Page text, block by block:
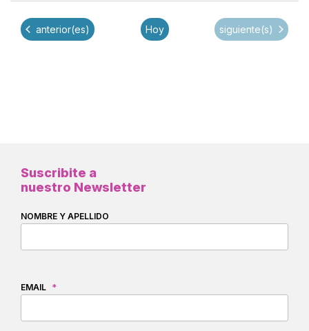
y
Filtros
Eventos
anterior(es) Hoy Eventos
siguiente(s)
Suscribite a
nuestro Newsletter
NOMBRE Y APELLIDO
EMAIL *